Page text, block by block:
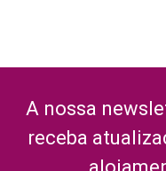
A nossa
receba